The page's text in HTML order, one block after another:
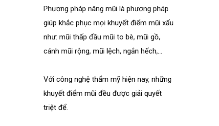
Phương pháp nâng mũi là phương pháp
giúp khắc phục mọi khuyết điểm mũi xấu
như: mũi thấp đầu mũi to bè, mũi gồ,
cánh mũi rộng, mũi lệch, ngắn hếch,…
Với công nghệ thẩm mỹ hiện nay, những
khuyết điểm mũi đều được giải quyết
triệt để.